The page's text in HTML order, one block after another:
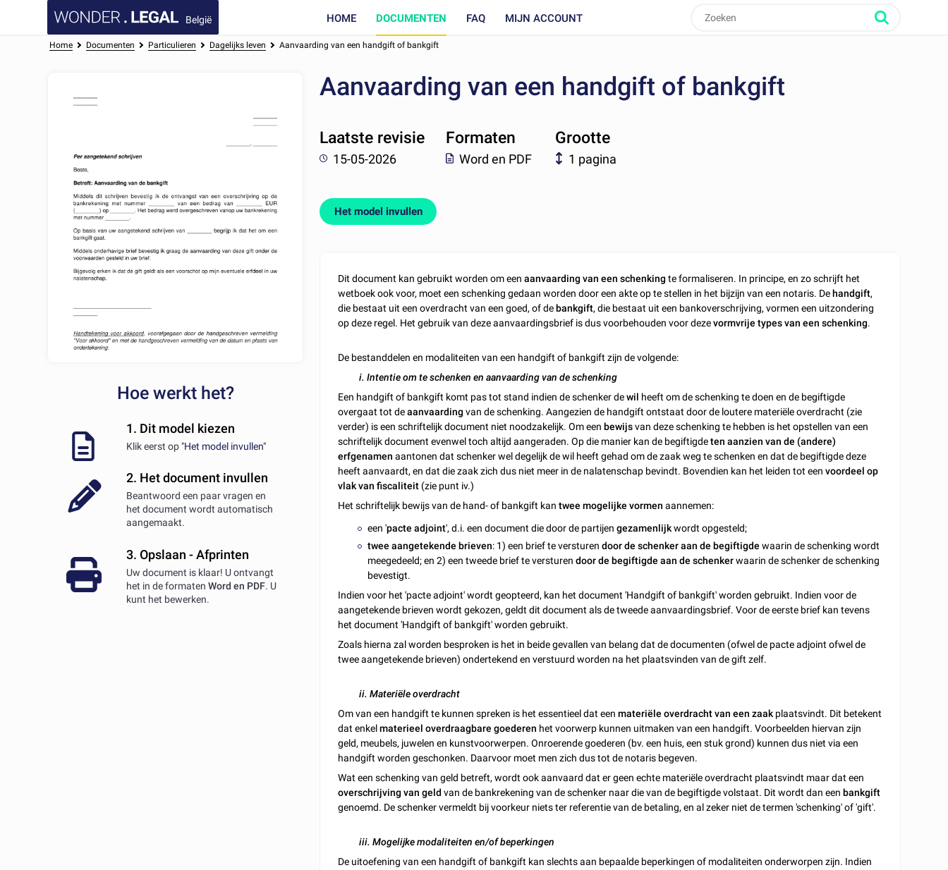
België HOME DOCUMENTEN FAQ MIJN ACCOUNT
Home Documenten Particulieren Dagelijks leven Aanvaarding van een handgift of bankgift
Hoe werkt het?
1. Dit model kiezen
Klik eerst op "Het model invullen"
2. Het document invullen
Beantwoord een paar vragen en
het document wordt automatisch
aangemaakt.
3. Opslaan - Afprinten
Uw document is klaar! U ontvangt
het in de formaten Word en PDF. U
kunt het bewerken.
Aanvaarding van een handgift of bankgift
Laatste revisie
15-05-2026
Formaten
Word en PDF
Grootte
1 pagina
Het model invullen
Dit document kan gebruikt worden om eenaanvaarding van een schenking te formaliseren. In principe, en zo schrijft het
wetboek ook voor, moet een schenking gedaan worden door een akte op te stellen in het bijzijn van een notaris. De handgift,
die bestaat uit een overdracht van een goed, of de bankgift, die bestaat uit een bankoverschrijving, vormen een uitzondering
op deze regel. Het gebruik van deze aanvaardingsbrief is dus voorbehouden voor dezevormvrije types van een schenking.
De bestanddelen en modaliteiten van een handgift of bankgift zijn de volgende:
i. Intentie om te schenken en aanvaarding van de schenking
Een handgift of bankgift komt pas tot stand indien de schenker dewil heeft om de schenking te doen en de begiftigde
overgaat tot deaanvaarding van de schenking. Aangezien de handgift ontstaat door de loutere materiële overdracht (zie
verder) is een schriftelijk document niet noodzakelijk. Om een bewijsvan deze schenking te hebben is het opstellen van een
schriftelijk document evenwel toch altijd aangeraden. Op die manier kan de begiftigdeten aanzien van de (andere)
erfgenamenaantonen dat schenker wel degelijk de wil heeft gehad om de zaak weg te schenken en dat de begiftigde deze
heeft aanvaardt, en dat die zaak zich dus niet meer in de nalatenschap bevindt. Bovendien kan het leiden tot eenvoordeel op
vlak van fiscaliteit (zie punt iv.)
Het schriftelijk bewijs van de hand- of bankgift kantwee mogelijke vormen aannemen:
een 'pacte adjoint', d.i. een document die door de partijengezamenlijkwordt opgesteld;
twee aangetekende brieven: 1) een brief te versturendoor de schenker aan de begiftigde waarin de schenking wordt
meegedeeld; en 2) een tweede brief te versturendoor de begiftigde aan de schenkerwaarin de schenker de schenking
bevestigt.
Indien voor het 'pacte adjoint' wordt geopteerd, kan het document 'Handgift of bankgift' worden gebruikt. Indien voor de
aangetekende brieven wordt gekozen, geldt dit document als de tweede aanvaardingsbrief. Voor de eerste brief kan tevens
het document 'Handgift of bankgift' worden gebruikt.
Zoals hierna zal worden besproken is het in beide gevallen van belang dat de documenten (ofwel de pacte adjoint ofwel de
twee aangetekende brieven) ondertekend en verstuurd worden na het plaatsvinden van de gift zelf.
ii. Materiële overdracht
Om van een handgift te kunnen spreken is het essentieel dat eenmateriële overdracht van een zaakplaatsvindt. Dit betekent
dat enkelmaterieel overdraagbare goederen het voorwerp kunnen uitmaken van een handgift. Voorbeelden hiervan zijn
geld, meubels, juwelen en kunstvoorwerpen. Onroerende goederen (bv. een huis, een stuk grond) kunnen dus niet via een
handgift worden geschonken. Daarvoor moet men zich dus tot de notaris begeven.
Wat een schenking van geld betreft, wordt ook aanvaard dat er geen echte materiële overdracht plaatsvindt maar dat een
overschrijving van geld van de bankrekening van de schenker naar die van de begiftigde volstaat. Dit wordt dan een bankgift
genoemd. De schenker vermeldt bij voorkeur niets ter referentie van de betaling, en al zeker niet de termen 'schenking' of 'gift'.
iii. Mogelijke modaliteiten en/of beperkingen
De uitoefening van een handgift of bankgift kan slechts aan bepaalde beperkingen of modaliteiten onderworpen zijn. Indien